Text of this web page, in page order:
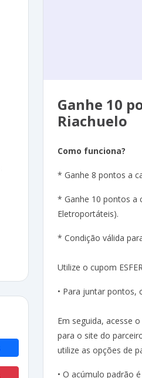
Ganhe 10
Riachuelo
Como funciona?
* Ganhe 8 pontos a
* Ganhe 10 pontos a
Eletroportáteis).
* Condição válida
Utilize o cupom
• Para juntar pontos,
Em seguida, acesse
para o site do
utilize as opções de
• O acúmulo padrão